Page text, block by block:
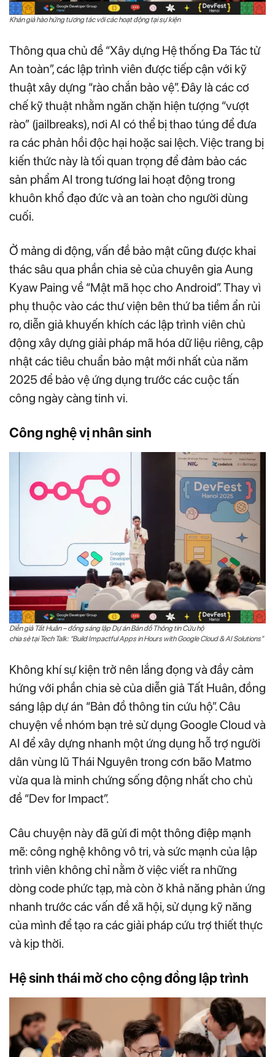
Khán giả hào hứng tương tác với các hoạt động tại sự kiện
Thông qua chủ đề “Xây dựng Hệ thống Đa Tác tử
An toàn”, các lập trình viên được tiếp cận với kỹ
thuật xây dựng “rào chắn bảo vệ”. Đây là các cơ
chế kỹ thuật nhằm ngăn chặn hiện tượng “vượt
rào” (jailbreaks), nơi AI có thể bị thao túng để đưa
ra các phản hồi độc hại hoặc sai lệch. Việc trang bị
kiến thức này là tối quan trọng để đảm bảo các
sản phẩm AI trong tương lai hoạt động trong
khuôn khổ đạo đức và an toàn cho người dùng
cuối.
Ở mảng di động, vấn đề bảo mật cũng được khai
thác sâu qua phần chia sẻ của chuyên gia Aung
Kyaw Paing về “Mật mã học cho Android”. Thay vì
phụ thuộc vào các thư viện bên thứ ba tiềm ẩn rủi
ro, diễn giả khuyến khích các lập trình viên chủ
động xây dựng giải pháp mã hóa dữ liệu riêng, cập
nhật các tiêu chuẩn bảo mật mới nhất của năm
2025 để bảo vệ ứng dụng trước các cuộc tấn
công ngày càng tinh vi.
Công nghệ vị nhân sinh
Diễn giả Tất Huân – đồng sáng lập Dự án Bản đồ Thông tin Cứu hộ
chia sẻ tại Tech Talk: “Build Impactful Apps in Hours with Google Cloud & AI Solutions”
Không khí sự kiện trở nên lắng đọng và đầy cảm
hứng với phần chia sẻ của diễn giả Tất Huân, đồng
sáng lập dự án “Bản đồ thông tin cứu hộ”. Câu
chuyện về nhóm bạn trẻ sử dụng Google Cloud và
AI để xây dựng nhanh một ứng dụng hỗ trợ người
dân vùng lũ Thái Nguyên trong cơn bão Matmo
vừa qua là minh chứng sống động nhất cho chủ
đề “Dev for Impact”.
Câu chuyện này đã gửi đi một thông điệp mạnh
mẽ: công nghệ không vô tri, và sức mạnh của lập
trình viên không chỉ nằm ở việc viết ra những
dòng code phức tạp, mà còn ở khả năng phản ứng
nhanh trước các vấn đề xã hội, sử dụng kỹ năng
của mình để tạo ra các giải pháp cứu trợ thiết thực
và kịp thời.
Hệ sinh thái mở cho cộng đồng lập trình